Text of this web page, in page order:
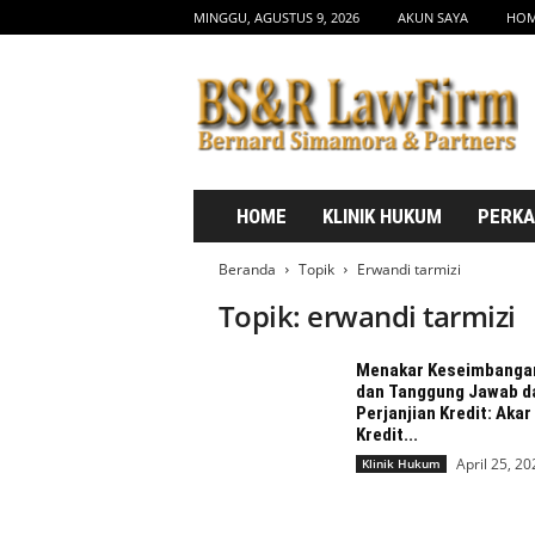
MINGGU, AGUSTUS 9, 2026 AKUN SAYA
s
HOME KLINIK HUKUM
Beranda Topik Erwandi tarmizi
Topik: erwandi tarmizi
Menakar
dan Tanggung Jawab
Perjanjian Kredit: Akar
Kredit...
Klinik Hukum April 25,